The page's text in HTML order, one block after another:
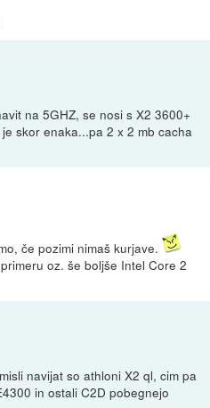
na 5GHZ, se nosi s X2 3600+
skor enaka...pa 2 x 2 mb cacha
če pozimi nimaš kurjave.
oz. še boljše Intel Core 2
navijat so athloni X2 ql, cim pa
in ostali C2D pobegnejo